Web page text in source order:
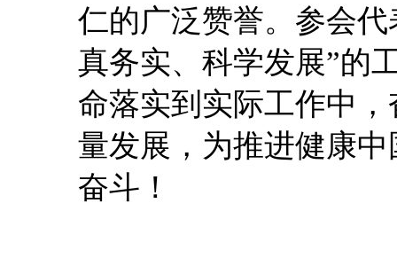
仁的广泛赞誉。参会
真务实、科学发展”的
命落实到实际工作中
量发展，为推进健康
奋斗！